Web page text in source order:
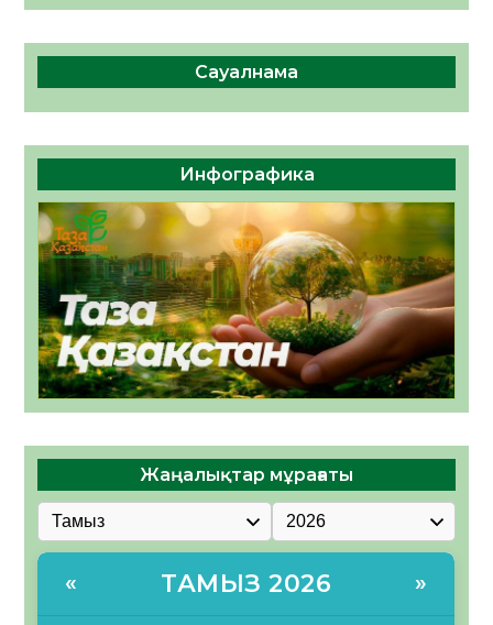
Сауалнама
Инфографика
Жаңалықтар мұрағаты
« ТАМЫЗ 2026 »